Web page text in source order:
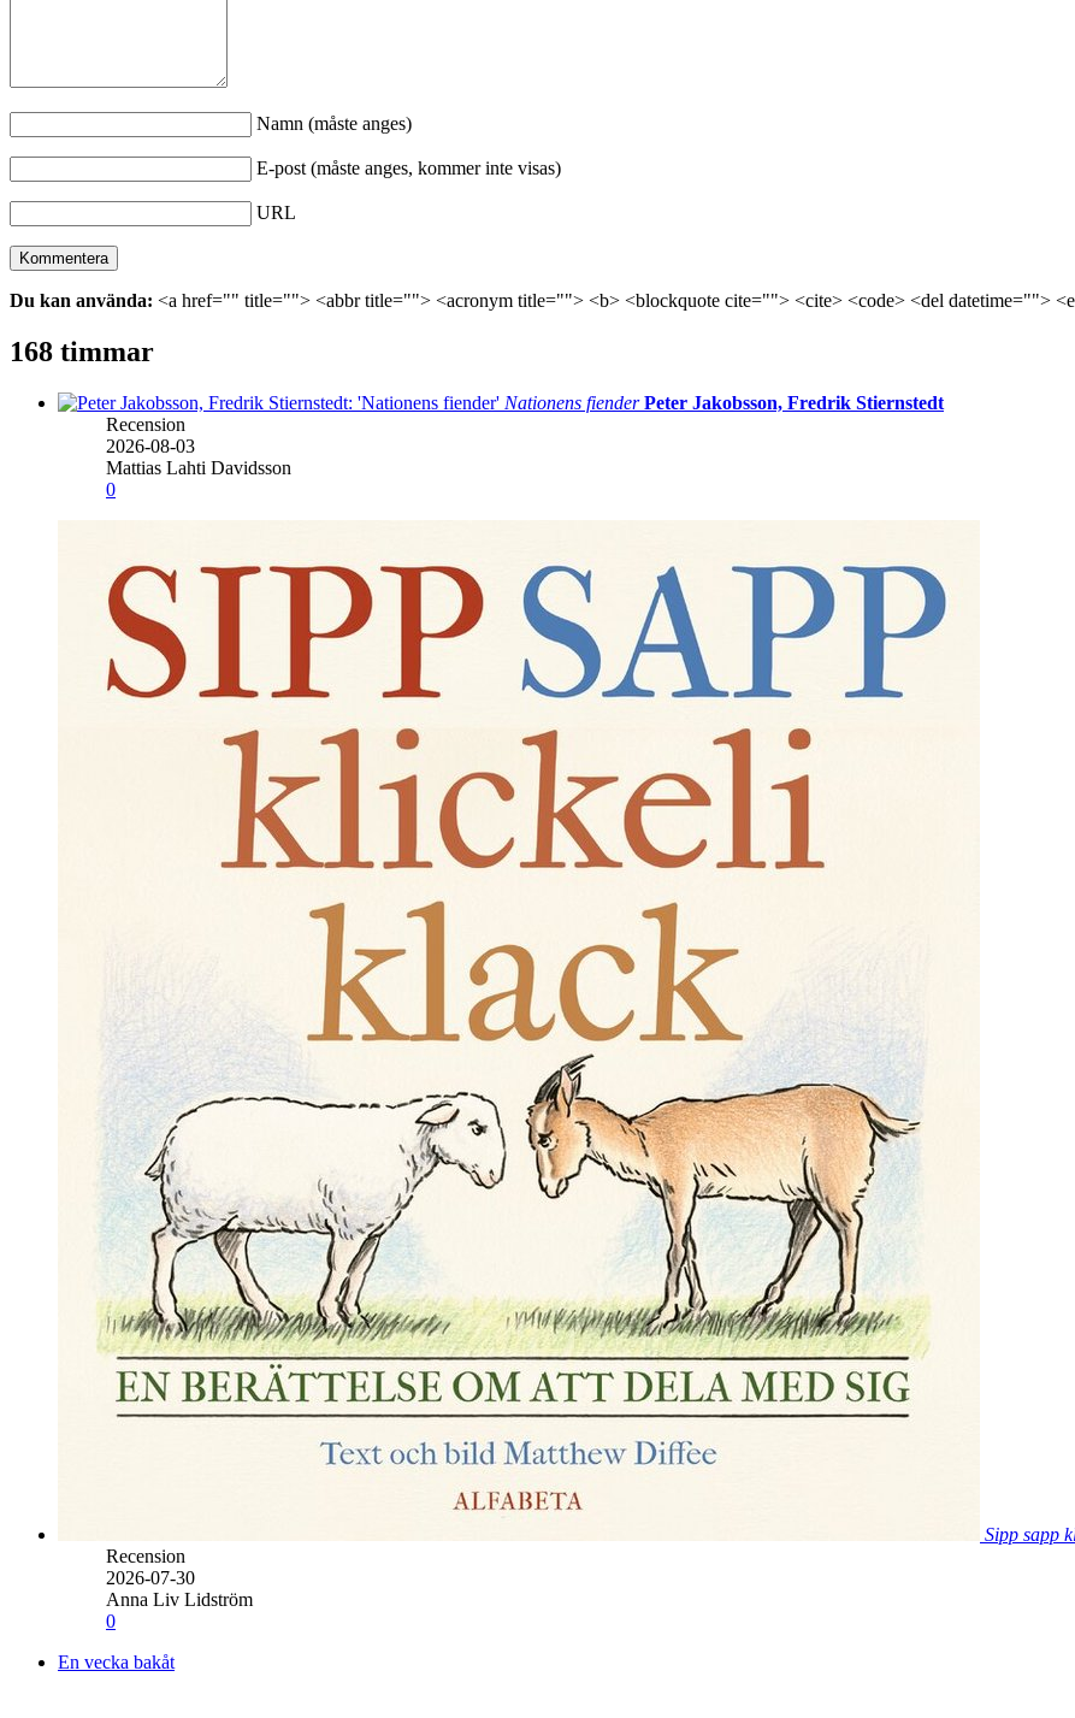
Namn (måste anges)
E-post (måste anges, kommer inte visas)
URL
Du kan använda: <a href="" title=""> <abbr title=""> <acronym title=""> <b> <blockquote cite=""> <cite> <code> <del datetime="">
168 timmar
Nationens fiender Peter Jakobsson, Fredrik Stiernstedt
Recension
2026-08-03
Mattias Lahti Davidsson
0
Sipp sapp
Recension
2026-07-30
Anna Liv Lidström
0
En vecka bakåt